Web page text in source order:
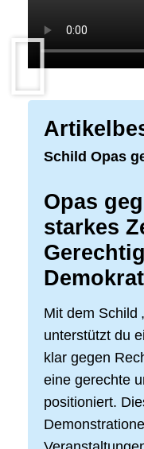
Schild Opas
Opas
starkes
Mit dem Schild
unterstützt du
klar gegen
eine gerechte
positioniert.